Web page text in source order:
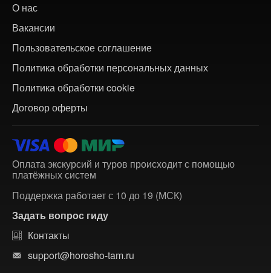
О нас
Вакансии
Пользовательское соглашение
Политика обработки персональных данных
Политика обработки cookie
Договор оферты
Оплата экскурсий и туров происходит с помощью
платёжных систем
Поддержка работает с 10 до 19 (МСК)
Задать вопрос гиду
Контакты
support@horosho-tam.ru